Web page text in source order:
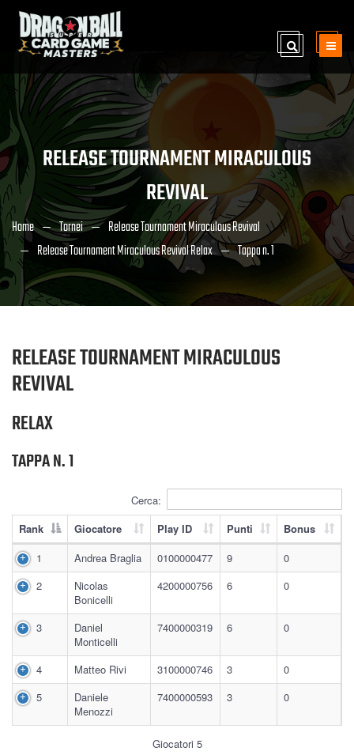
RELEASE TOURNAMENT MIRACULOUS
REVIVAL
Home Tornei
Release Tournament Miraculous Revival
Release Tournament Miraculous Revival Relax
Tappa n. 1
RELEASE TOURNAMENT MIRACULOUS
REVIVAL
RELAX
TAPPA N. 1
Cerca:
Rank
Giocatore Play ID Punti
Bonus
1
Andrea Braglia 0100000477 9
0
2
Nicolas
Bonicelli
4200000756 6 0
3
Daniel
Monticelli
7400000319 6 0
4 Matteo Rivi 3100000746 3
0
5
Daniele
Menozzi
7400000593 3 0
Giocatori 5